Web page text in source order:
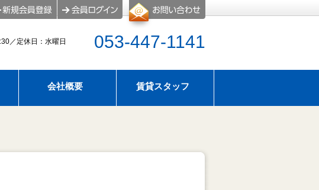
053-447-1141
／定休日：水曜日
会社概要 賃貸スタッフ